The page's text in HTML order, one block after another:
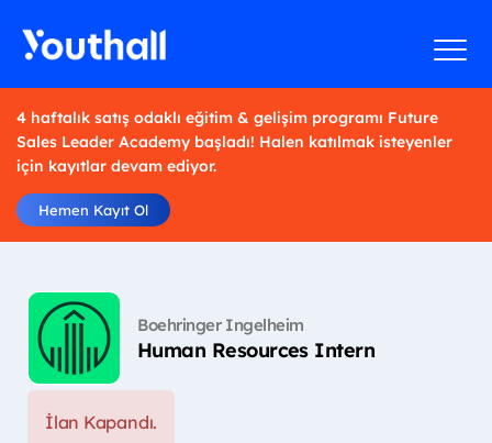
4 haftalık satış odaklı eğitim & gelişim programı Future
Sales Leader Academy başladı! Halen katılmak isteyenler
için kayıtlar devam ediyor.
Hemen Kayıt Ol
Boehringer Ingelheim
Human Resources Intern
İlan Kapandı.